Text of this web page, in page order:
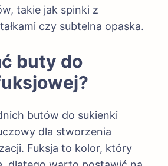
takie jak spinki z
czy subtelna opaska.
buty do
butów do sukienki
dla stworzenia
Fuksja to kolor, który